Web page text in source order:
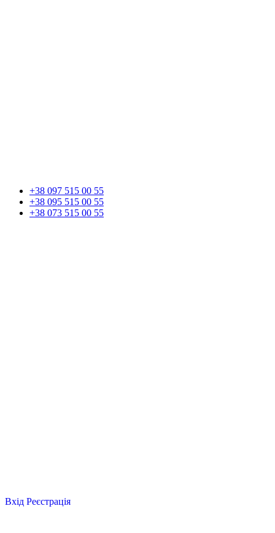
+38 097 515 00 55
+38 095 515 00 55
+38 073 515 00 55
Вхід Реєстрація